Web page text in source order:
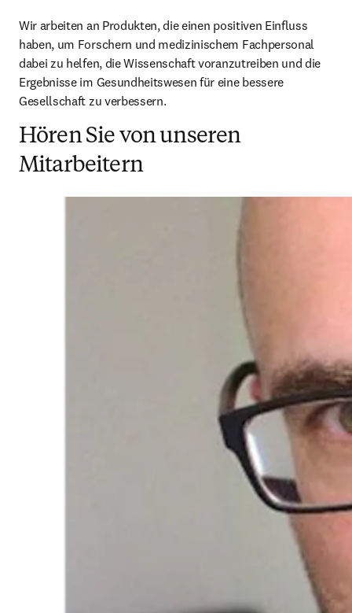
Wir arbeiten an Produkten, die einen positiven Einfluss
haben, um Forschern und medizinischem Fachpersonal
dabei zu helfen, die Wissenschaft voranzutreiben und die
Ergebnisse im Gesundheitswesen für eine bessere
Gesellschaft zu verbessern.
Hören Sie von unseren
Mitarbeitern